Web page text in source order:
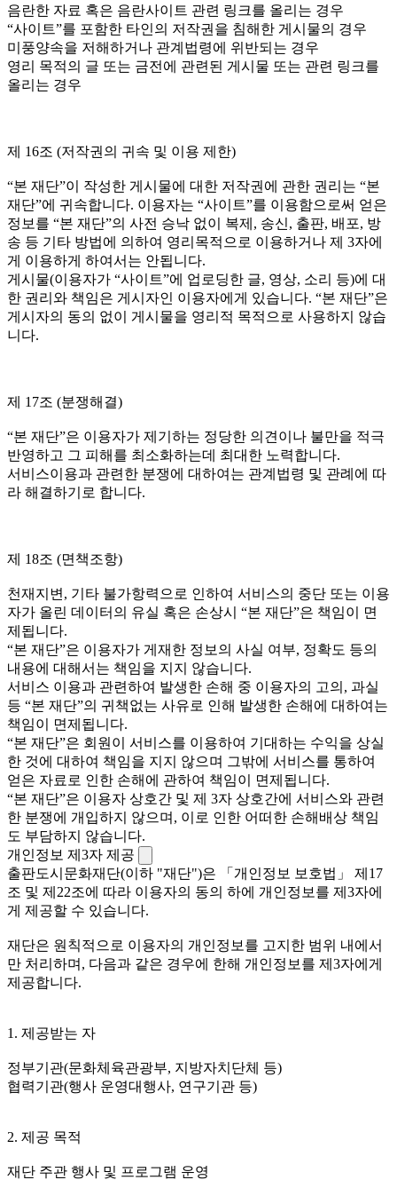
음란한 자료 혹은 음란사이트 관련 링크를 올리는 경우
“사이트”를 포함한 타인의 저작권을 침해한 게시물의 경우
미풍양속을 저해하거나 관계법령에 위반되는 경우
영리 목적의 글 또는 금전에 관련된 게시물 또는 관련 링크를
올리는 경우
제 16조 (저작권의 귀속 및 이용 제한)
“본 재단”이 작성한 게시물에 대한 저작권에 관한 권리는 “본
재단”에 귀속합니다. 이용자는 “사이트”를 이용함으로써 얻은
정보를 “본 재단”의 사전 승낙 없이 복제, 송신, 출판, 배포, 방
송 등 기타 방법에 의하여 영리목적으로 이용하거나 제 3자에
게 이용하게 하여서는 안됩니다.
게시물(이용자가 “사이트”에 업로딩한 글, 영상, 소리 등)에 대
한 권리와 책임은 게시자인 이용자에게 있습니다. “본 재단”은
게시자의 동의 없이 게시물을 영리적 목적으로 사용하지 않습
니다.
제 17조 (분쟁해결)
“본 재단”은 이용자가 제기하는 정당한 의견이나 불만을 적극
반영하고 그 피해를 최소화하는데 최대한 노력합니다.
서비스이용과 관련한 분쟁에 대하여는 관계법령 및 관례에 따
라 해결하기로 합니다.
제 18조 (면책조항)
천재지변, 기타 불가항력으로 인하여 서비스의 중단 또는 이용
자가 올린 데이터의 유실 혹은 손상시 “본 재단”은 책임이 면
제됩니다.
“본 재단”은 이용자가 게재한 정보의 사실 여부, 정확도 등의
내용에 대해서는 책임을 지지 않습니다.
서비스 이용과 관련하여 발생한 손해 중 이용자의 고의, 과실
등 “본 재단”의 귀책없는 사유로 인해 발생한 손해에 대하여는
책임이 면제됩니다.
“본 재단”은 회원이 서비스를 이용하여 기대하는 수익을 상실
한 것에 대하여 책임을 지지 않으며 그밖에 서비스를 통하여
얻은 자료로 인한 손해에 관하여 책임이 면제됩니다.
“본 재단”은 이용자 상호간 및 제 3자 상호간에 서비스와 관련
한 분쟁에 개입하지 않으며, 이로 인한 어떠한 손해배상 책임
도 부담하지 않습니다.
개인정보 제3자 제공
출판도시문화재단(이하 "재단")은 「개인정보 보호법」 제17
조 및 제22조에 따라 이용자의 동의 하에 개인정보를 제3자에
게 제공할 수 있습니다.
재단은 원칙적으로 이용자의 개인정보를 고지한 범위 내에서
만 처리하며, 다음과 같은 경우에 한해 개인정보를 제3자에게
제공합니다.
1. 제공받는 자
정부기관(문화체육관광부, 지방자치단체 등)
협력기관(행사 운영대행사, 연구기관 등)
2. 제공 목적
재단 주관 행사 및 프로그램 운영